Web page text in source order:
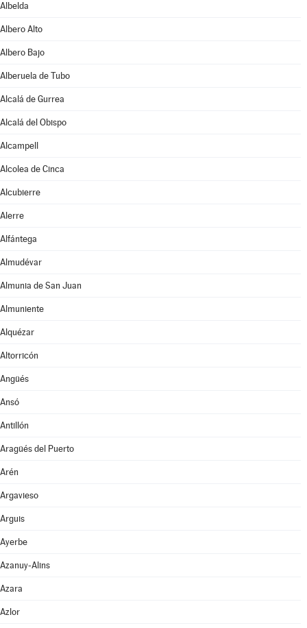
Albelda
Albero Alto
Albero Bajo
Alberuela de Tubo
Alcalá de Gurrea
Alcalá del Obispo
Alcampell
Alcolea de Cinca
Alcubierre
Alerre
Alfántega
Almudévar
Almunia de San Juan
Almuniente
Alquézar
Altorricón
Angüés
Ansó
Antillón
Aragüés del Puerto
Arén
Argavieso
Arguis
Ayerbe
Azanuy-Alins
Azara
Azlor